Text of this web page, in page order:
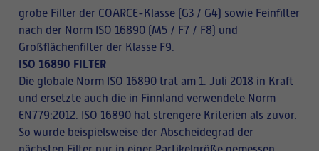
grobe Filter der COARCE-Klasse (G3 / G4) sowie Feinfilter
nach der Norm ISO 16890 (M5 / F7 / F8) und
Großflächenfilter der Klasse F9.
ISO 16890 FILTER
Die globale Norm ISO 16890 trat am 1. Juli 2018 in Kraft
und ersetzte auch die in Finnland verwendete Norm
EN779:2012. ISO 16890 hat strengere Kriterien als zuvor.
So wurde beispielsweise der Abscheidegrad der